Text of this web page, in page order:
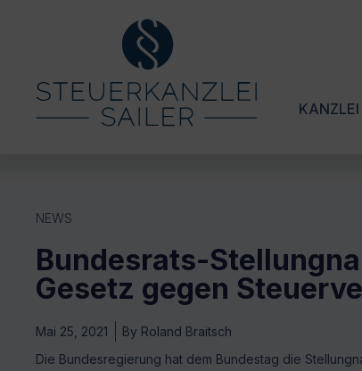
KANZLEI
NEWS
Bundesrats-
Gesetz gegen
Mai 25, 2021 By Roland Braitsch
Die Bundesregierung hat dem Bundestag die